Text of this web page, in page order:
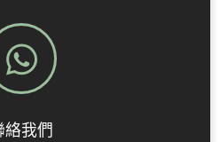
絡我們